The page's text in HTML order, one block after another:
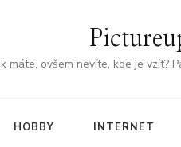
ovšem nevíte, kde je vzít?
HOBBY INTERNET